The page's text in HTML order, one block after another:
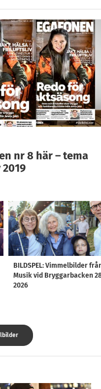
nr 8 här – tema
BILDSPEL: Vimmelbilder
Musik vid Bryggarbacken
2026